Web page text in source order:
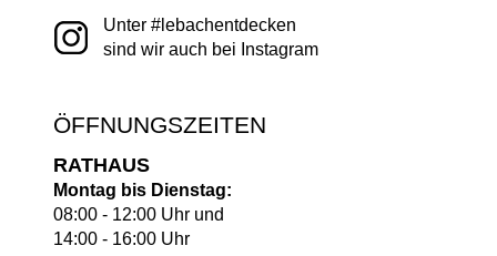
Unter #lebachentdecken
sind wir auch bei Instagram
ÖFFNUNGSZEITEN
RATHAUS
Montag bis Dienstag:
08:00 - 12:00 Uhr und
14:00 - 16:00 Uhr